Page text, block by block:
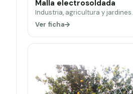
Malla electrosoldada
Industria, agricultura y jardines.
Ver ficha